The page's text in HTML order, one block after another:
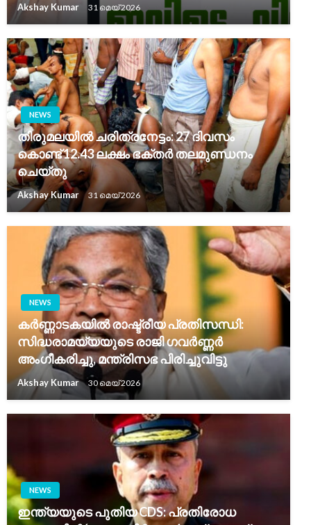
Akshay Kumar 31 മെയ്‌ 2026
NEWS
തിരുമലയിൽ ചരിത്രനേട്ടം: 27 ദിവസം
കൊണ്ട് 12.43 ലക്ഷം ഭക്തർ തലമുണ്ഡനം
ചെയ്തു
Akshay Kumar 31 മെയ്‌ 2026
NEWS
കർണ്ണാടകയിൽ രാഷ്ട്രീയ പ്രതിസന്ധി:
സിദ്ധരാമയ്യയുടെ രാജി ഗവർണ്ണർ
അംഗീകരിച്ചു, മന്ത്രിസഭ പിരിച്ചുവിട്ടു
Akshay Kumar 30 മെയ്‌ 2026
NEWS
ഇന്ത്യയുടെ പുതിയ CDS: പ്രതിരോധ